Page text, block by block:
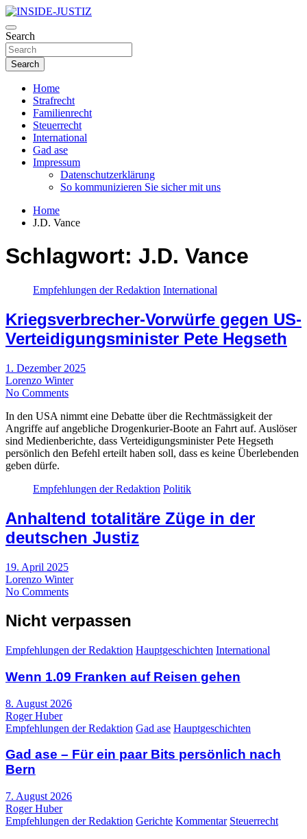
Skip
to
content
INSIDE-JUSTIZ
Investigativer Journalismus zur Dritten Gewalt
Search
Search
Home
Strafrecht
Familienrecht
Steuerrecht
International
Gad ase
Impressum
Datenschutzerklärung
So kommunizieren Sie sicher mit uns
Home
J.D. Vance
Schlagwort: J.D. Vance
Empfehlungen der Redaktion International
Kriegsverbrecher-Vorwürfe gegen US-
Verteidigungsminister Pete Hegseth
1. Dezember 2025
Lorenzo Winter
No Comments
In den USA nimmt eine Debatte über die Rechtmässigkeit der
Angriffe auf angebliche Drogenkurier-Boote an Fahrt auf. Auslöser
sind Medienberichte, dass Verteidigungsminister Pete Hegseth
persönlich den Befehl erteilt haben soll, dass es keine Überlebenden
geben dürfe.
Empfehlungen der Redaktion Politik
Anhaltend totalitäre Züge in der
deutschen Justiz
19. April 2025
Lorenzo Winter
No Comments
Nicht verpassen
Empfehlungen der Redaktion Hauptgeschichten International
Wenn 1.09 Franken auf Reisen gehen
8. August 2026
Roger Huber
Empfehlungen der Redaktion Gad ase Hauptgeschichten
Gad ase – Für ein paar Bits persönlich nach
Bern
7. August 2026
Roger Huber
Empfehlungen der Redaktion Gerichte Kommentar Steuerrecht